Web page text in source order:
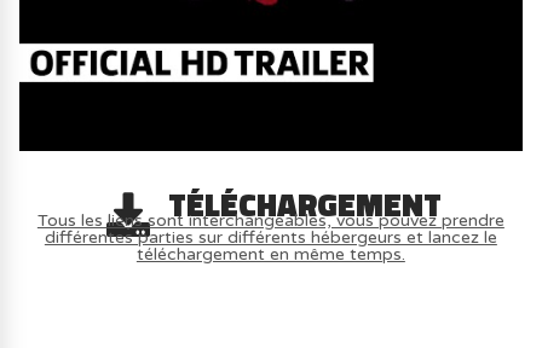
TÉLÉCHARGEMENT
Tous les liens sont interchangeables, vous pouvez prendre
différentes parties sur différents hébergeurs et lancez le
téléchargement en même temps.